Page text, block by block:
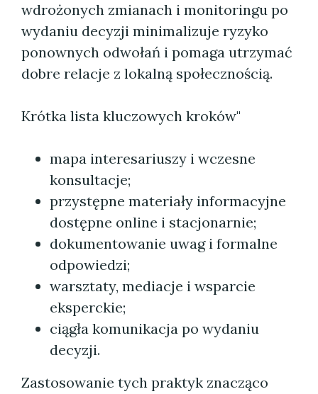
wdrożonych zmianach i monitoringu po
wydaniu decyzji minimalizuje ryzyko
ponownych odwołań i pomaga utrzymać
dobre relacje z lokalną społecznością.
Krótka lista kluczowych kroków"
mapa interesariuszy i wczesne
konsultacje;
przystępne materiały informacyjne
dostępne online i stacjonarnie;
dokumentowanie uwag i formalne
odpowiedzi;
warsztaty, mediacje i wsparcie
eksperckie;
ciągła komunikacja po wydaniu
decyzji.
Zastosowanie tych praktyk znacząco